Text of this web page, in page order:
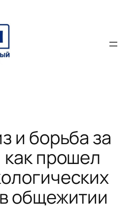
и борьба за
прошел
общежитии